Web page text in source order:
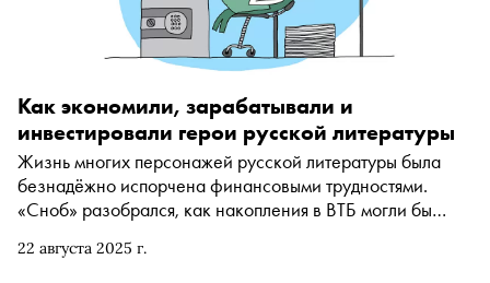
22 августа 2025 г.
Как экономили, зарабатывали и
инвестировали герои русской литературы
Жизнь многих персонажей русской литературы была
безнадёжно испорчена финансовыми трудностями.
«Сноб» разобрался, как накопления в ВТБ могли бы
Епанчиной и Лопахину умножить их капиталы, если бы